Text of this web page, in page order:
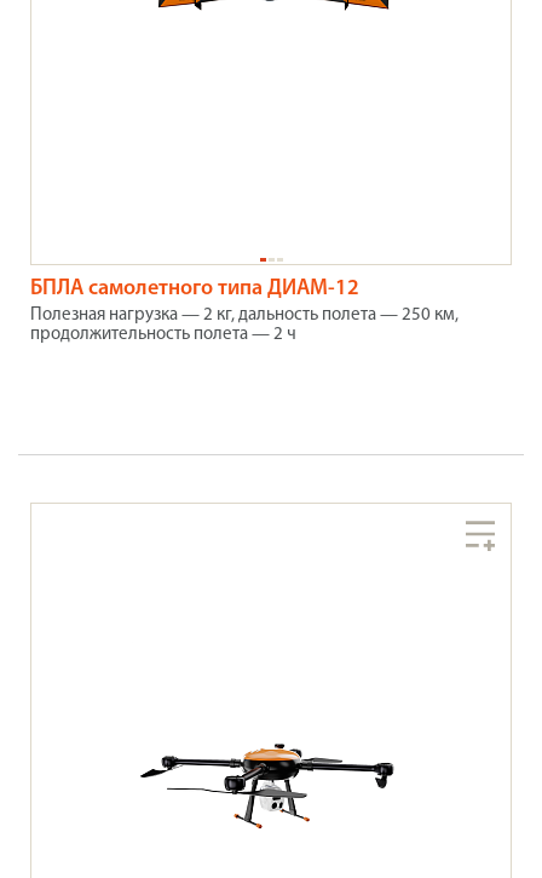
БПЛА самолетного типа ДИАМ-12
Полезная нагрузка — 2 кг, дальность полета — 250 км,
продолжительность полета — 2 ч